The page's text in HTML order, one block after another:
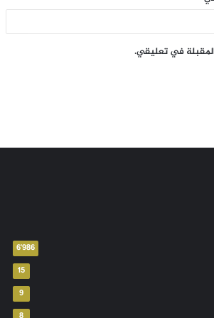
المقبلة في تعليقي.
6٬986
15
9